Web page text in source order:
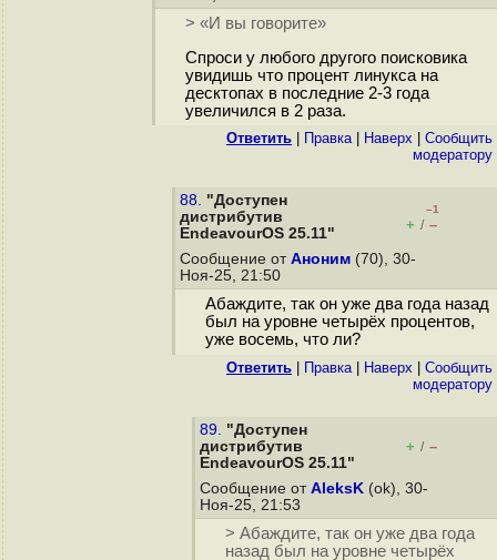
> «И вы говорите»
Спроси у любого другого поисковика
увидишь что процент линукса на
десктопах в последние 2-3 года
увеличился в 2 раза.
Ответить Правка| Наверх
Cообщить
модератору
88. "Доступен
дистрибутив
EndeavourOS 25.11"
–1
+ / –
Сообщение от Аноним (70), 30-
Ноя-25, 21:50
Абаждите, так он уже два года назад
был на уровне четырёх процентов,
уже восемь, что ли?
Ответить Правка| Наверх
Cообщить
модератору
89. "Доступен
дистрибутив
EndeavourOS 25.11"
+ / –
Сообщение от AleksK (ok), 30-
Ноя-25, 21:53
> Абаждите, так он уже два года
назад был на уровне четырёх